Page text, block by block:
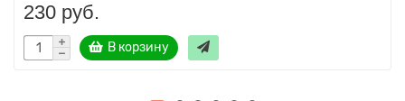
230 руб.
В корзину